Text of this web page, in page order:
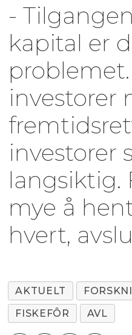
-
kapital er
investorer
investorer
langsiktig.
mye å
hvert,
AKTUELT
FISKEFÔR
AVL